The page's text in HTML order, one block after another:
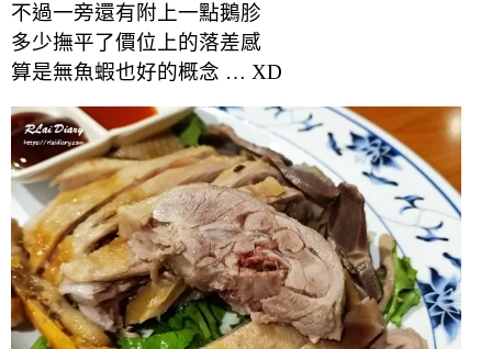
不過一旁還有附上一點鵝胗
多少撫平了價位上的落差感
算是無魚蝦也好的概念 … XD